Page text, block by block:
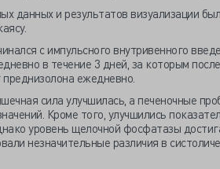
данных и результатов визуализации
с импульсного внутривенного
в течение 3 дней, за которым
преднизолона ежедневно.
сила улучшилась, а печеночные
Кроме того, улучшились
уровень щелочной фосфатазы
незначительные различия в